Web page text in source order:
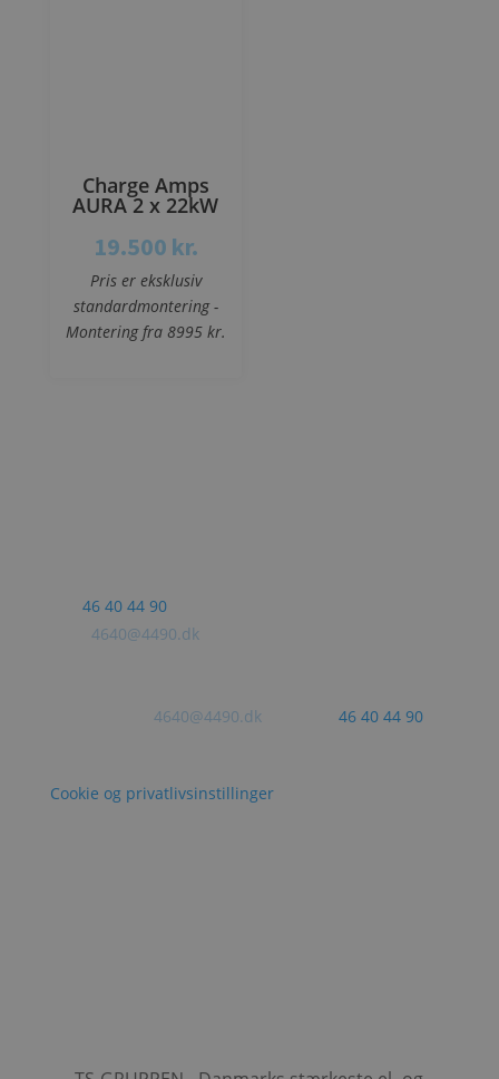
Charge Amps
AURA 2 x 22kW
19.500 kr.
Pris er eksklusiv
standardmontering -
Montering fra 8995 kr.
46 40 44 90
4640@4490.dk
4640@4490.dk
46 40 44 90
Cookie og privatlivsinstillinger